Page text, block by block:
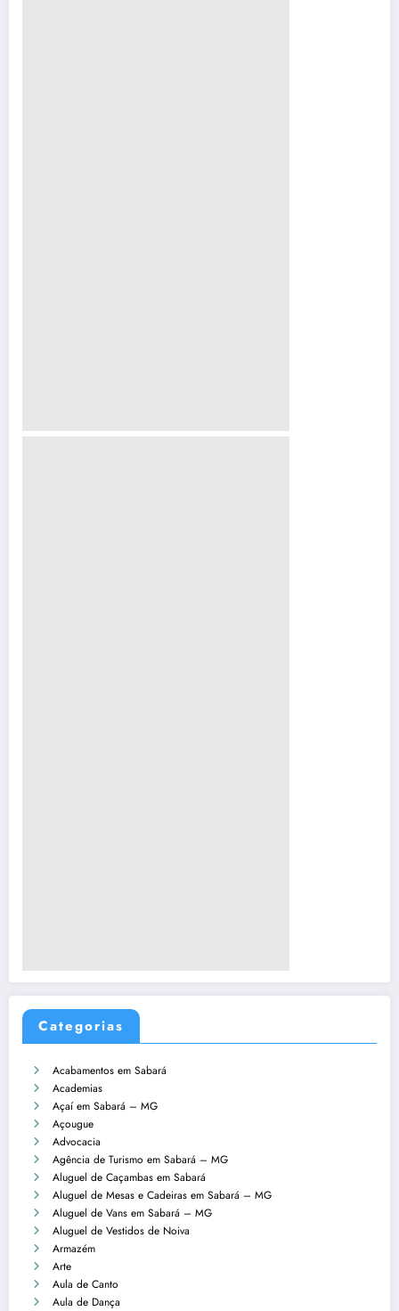
Categorias
Acabamentos em Sabará
Academias
Açaí em Sabará – MG
Açougue
Advocacia
Agência de Turismo em Sabará – MG
Aluguel de Caçambas em Sabará
Aluguel de Mesas e Cadeiras em Sabará – MG
Aluguel de Vans em Sabará – MG
Aluguel de Vestidos de Noiva
Armazém
Arte
Aula de Canto
Aula de Dança